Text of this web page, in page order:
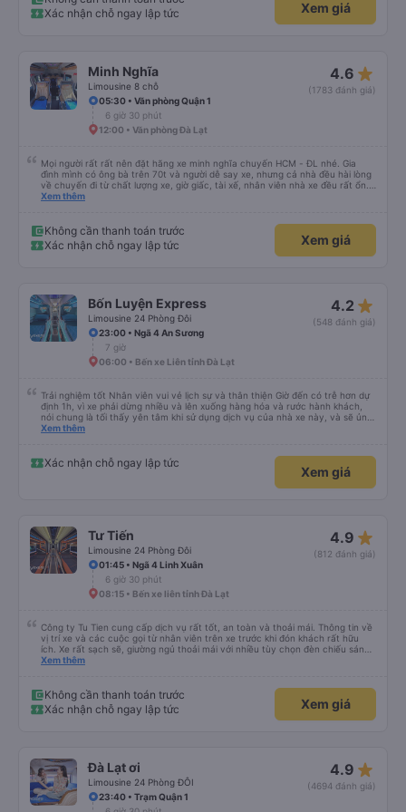
ăn đứt các hãng xe dịch vụ hiện nay. Chất lượng dịch vụ trong xe cũng có
nhỉnh hơn các hãng khác về thái độ bác tài & xe tương đối ok so với hãng
mình cứ phải mang cái mền mỏng để lót nằm. Chúc hãng xe luôn suôn sẻ
,thượng lộ bình an Hẹn gặp lại chuyến 5 giờ sáng mai
Xác nhận chỗ ngay lập tức
Xem giá
Minh Nghĩa
Limousine 8 chỗ
4.6 star_rate
(1783 đánh giá)
05:30 • Văn phòng Quận 1
6 giờ 30 phút
12:00 • Văn phòng Đà Lạt
Mọi người rất rất nên đặt hãng xe minh nghĩa chuyến HCM - ĐL nhé. Gia
đình mình có ông bà trên 70t và người dễ say xe, nhưng cả nhà đều hài lòng
về chuyến đi từ chất lượng xe, giờ giấc, tài xế, nhân viên nhà xe đều rất ổn.
Cảm ơn Thread City đã giới thiệu cho mình hãng xe giữa một rừng các hãng
Xem thêm
Không cần thanh toán trước
Xác nhận chỗ ngay lập tức
Xem giá
Bốn Luyện Express
Limousine 24 Phòng Đôi
4.2 star_rate
(548 đánh giá)
23:00 • Ngã 4 An Sương
7 giờ
06:00 • Bến xe Liên tỉnh Đà Lạt
Trải nghiệm tốt Nhân viên vui vẻ lịch sự và thân thiện Giờ đến có trễ hơn dự
định 1h, vì xe phải dừng nhiều và lên xuống hàng hóa và rước hành khách,
nói chung là tối thấy yên tâm khi sử dụng dịch vụ của nhà xe này, và sẽ ủng
hộ và giới thiệu cho người thân sử dụng dịch vụ của nhà xe này
Xem thêm
Xác nhận chỗ ngay lập tức
Xem giá
Tư Tiến
Limousine 24 Phòng Đôi
4.9 star_rate
(812 đánh giá)
01:45 • Ngã 4 Linh Xuân
6 giờ 30 phút
08:15 • Bến xe liên tỉnh Đà Lạt
Công ty Tu Tien cung cấp dịch vụ rất tốt, an toàn và thoải mái. Thông tin về
vị trí xe và các cuộc gọi từ nhân viên trên xe trước khi đón khách rất hữu
ích. Xe rất sạch sẽ, giường ngủ thoải mái với nhiều tùy chọn đèn chiếu sáng
và cổng USB được đặt ở vị trí thuận tiện. Nhân viên rất lịch sự và xe đến
Xem thêm
Không cần thanh toán trước
Xác nhận chỗ ngay lập tức
Xem giá
Đà Lạt ơi
Limousine 24 Phòng ĐÔI
4.9 star_rate
(4694 đánh giá)
23:40 • Trạm Quận 1